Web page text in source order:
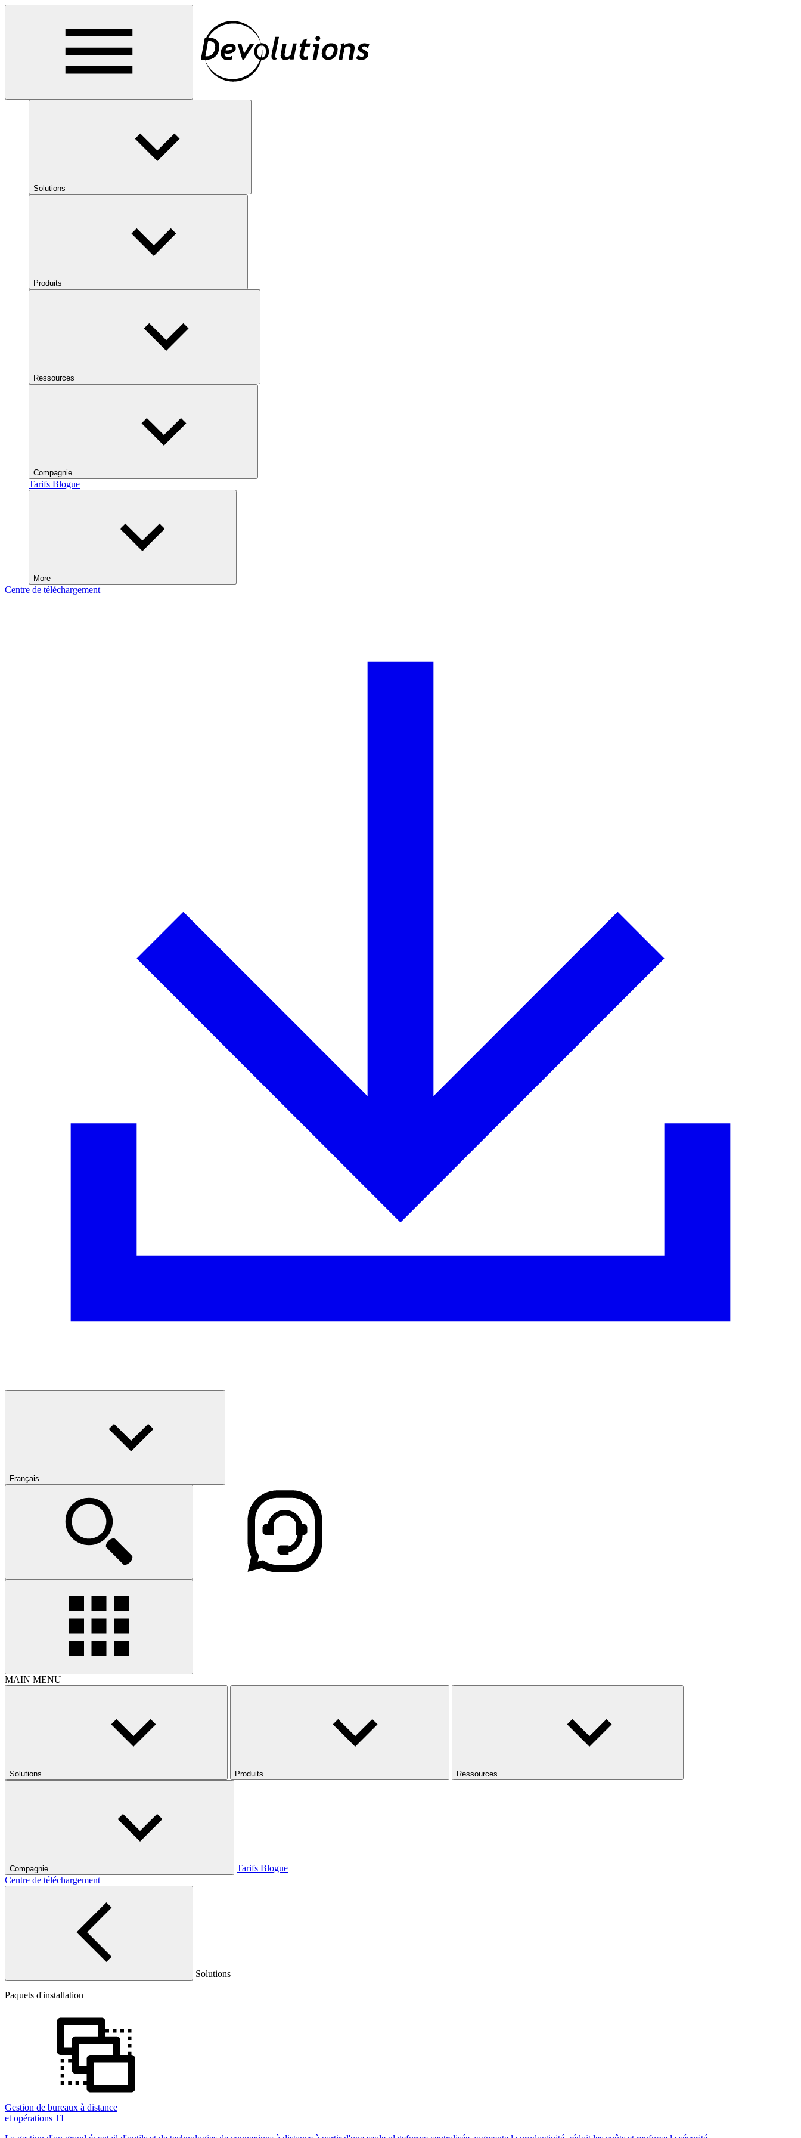
Solutions
Produits
Ressources
Compagnie
Tarifs Blogue
More
Centre de téléchargement
Français
MAIN MENU
Solutions Produits Ressources
Compagnie Tarifs Blogue
Centre de téléchargement
Solutions
Paquets d'installation
Gestion de bureaux à distance
et opérations TI